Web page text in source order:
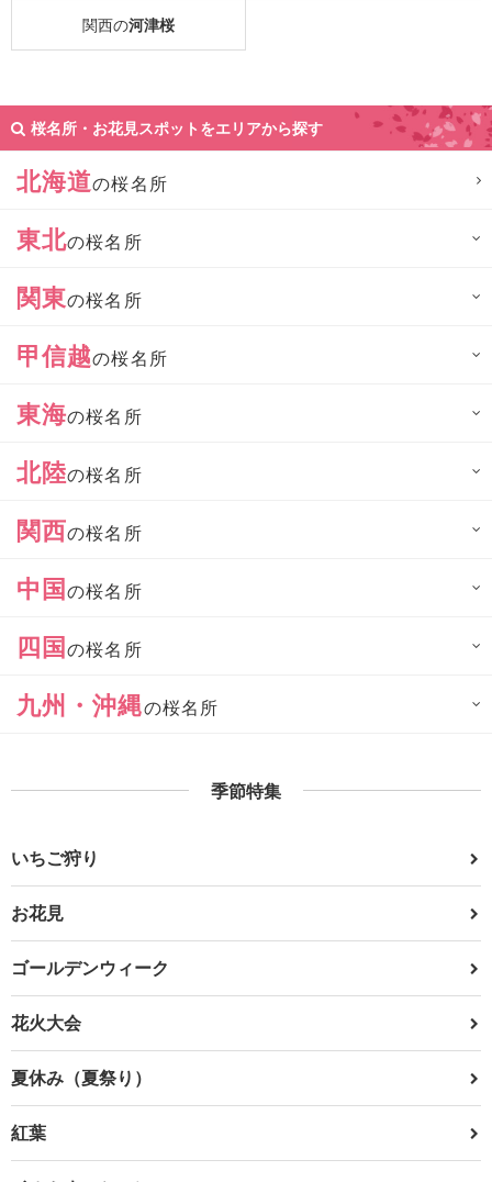
関西の河津桜
桜名所・お花見スポットをエリアから探す
北海道の桜名所
東北の桜名所
関東の桜名所
甲信越の桜名所
東海の桜名所
北陸の桜名所
関西の桜名所
中国の桜名所
四国の桜名所
九州・沖縄の桜名所
季節特集
いちご狩り
お花見
ゴールデンウィーク
花火大会
夏休み（夏祭り）
紅葉